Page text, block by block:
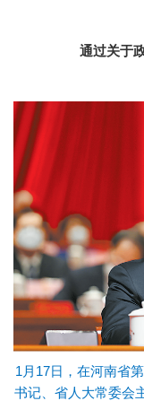
通过关于
1月17日，在河南省
书记、省人大常委会